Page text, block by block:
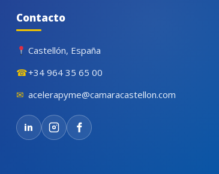
Contacto
Castellón, España
☎+34 964 35 65 00
✉ acelerapyme@camaracastellon.com
in